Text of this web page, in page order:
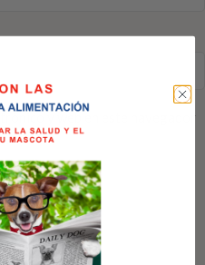
y web en este navegador